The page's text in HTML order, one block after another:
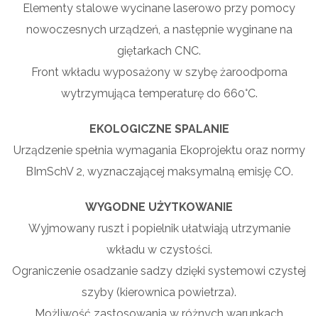
Elementy stalowe wycinane laserowo przy pomocy
nowoczesnych urządzeń, a następnie wyginane na
giętarkach CNC.
Front wkładu wyposażony w szybę żaroodporna
wytrzymująca temperaturę do 660°C.
EKOLOGICZNE SPALANIE
Urządzenie spełnia wymagania Ekoprojektu oraz normy
BImSchV 2, wyznaczającej maksymalną emisję CO.
WYGODNE UŻYTKOWANIE
Wyjmowany ruszt i popielnik ułatwiają utrzymanie
wkładu w czystości.
Ograniczenie osadzanie sadzy dzięki systemowi czystej
szyby (kierownica powietrza).